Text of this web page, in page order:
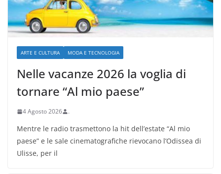
ARTE E CULTURA MODA E TECNOLOGIA
Nelle vacanze 2026 la voglia di
tornare “Al mio paese”
4 Agosto 2026 .
Mentre le radio trasmettono la hit dell’estate “Al mio
paese” e le sale cinematografiche rievocano l’Odissea di
Ulisse, per il